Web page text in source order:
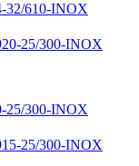
32/610-INOX
25/300-INOX